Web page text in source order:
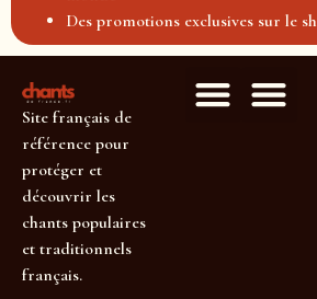
Des promotions exclusives sur le
Site français de
référence pour
protéger et
découvrir les
chants populaires
et traditionnels
français.